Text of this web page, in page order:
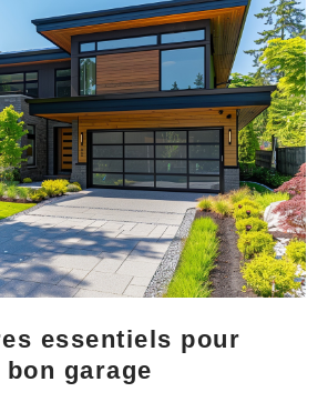
essentiels pour
garage